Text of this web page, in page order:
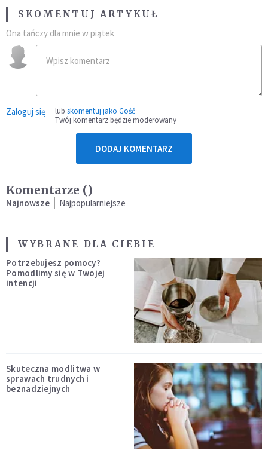
SKOMENTUJ ARTYKUŁ
Ona tańczy dla mnie w piątek
Zaloguj się lub skomentuj jako Gość
Twój komentarz będzie moderowany
DODAJ KOMENTARZ
Komentarze ()
Najnowsze Najpopularniejsze
WYBRANE DLA CIEBIE
Potrzebujesz pomocy?
Pomodlimy się w Twojej
intencji
Skuteczna modlitwa w
sprawach trudnych i
beznadziejnych